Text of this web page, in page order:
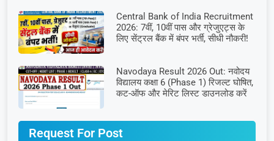
Central Bank of India Recruitment
2026: 7वीं, 10वीं पास और ग्रेजुएट्स के
लिए सेंट्रल बैंक में बंपर भर्ती, सीधी नौकरी!
Navodaya Result 2026 Out: नवोदय
विद्यालय कक्षा 6 (Phase 1) रिजल्ट घोषित,
कट-ऑफ और मेरिट लिस्ट डाउनलोड करें
Request For Post